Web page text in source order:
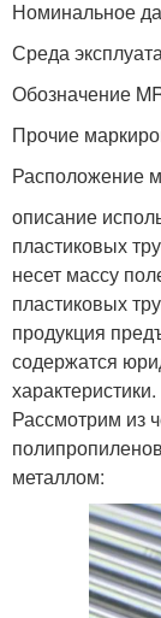
Номинальное
Среда
Обозначение
Прочие
Расположение
описание
пластиковых
несет массу
пластиковых
продукция
содержатся
характеристики.
Рассмотрим из
металлом: